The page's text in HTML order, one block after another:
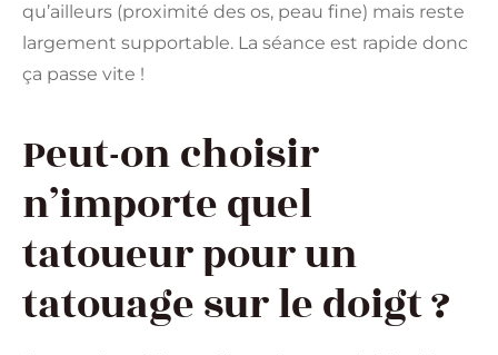
qu’ailleurs (proximité des os, peau fine) mais reste
largement supportable. La séance est rapide donc
ça passe vite !
Peut-on choisir
n’importe quel
tatoueur pour un
tatouage sur le doigt ?